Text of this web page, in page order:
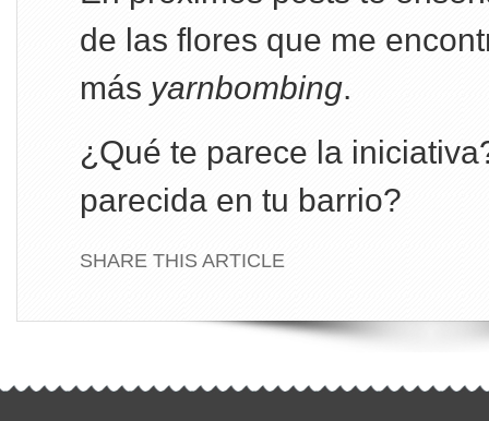
de las flores que me
más yarnbombing.
¿Qué te parece la
parecida en tu barrio?
SHARE THIS ARTICLE